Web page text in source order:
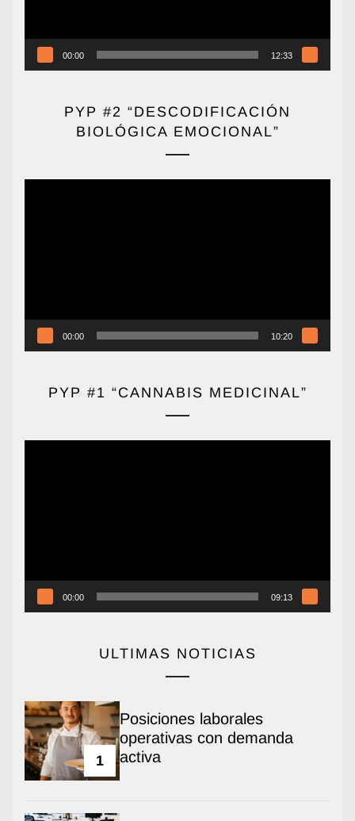
00:00 12:33
PYP #2 “DESCODIFICACIÓN
BIOLÓGICA EMOCIONAL”
00:00 10:20
PYP #1 “CANNABIS MEDICINAL”
00:00 09:13
ULTIMAS NOTICIAS
1
Posiciones laborales
operativas con demanda
activa